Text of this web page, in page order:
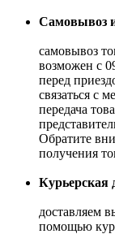
Самовывоз
самовывоз
возможен с
перед
связаться с
передача
Обратите
получения
Курьерская
доставляем
помощью